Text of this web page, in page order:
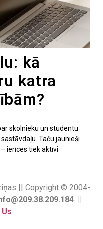
kā
katra
skolnieku un studentu
Taču jaunieši
ierīces tiek aktīvi
|| Copyright © 2004-
||